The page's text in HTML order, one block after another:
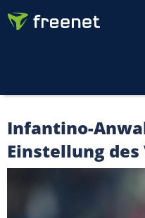
Infantino-
Einstellung